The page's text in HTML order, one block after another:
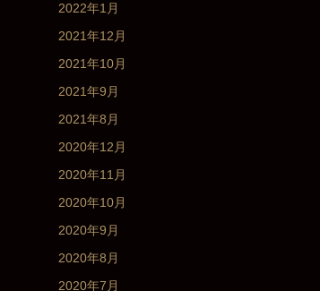
2022年1月
2021年12月
2021年10月
2021年9月
2021年8月
2020年12月
2020年11月
2020年10月
2020年9月
2020年8月
2020年7月